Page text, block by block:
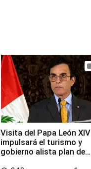
Visita del Papa León XIV
impulsará el turismo y
gobierno alista plan de